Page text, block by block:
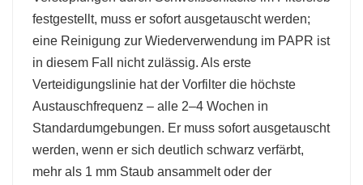
festgestellt, muss er sofort ausgetauscht werden;
eine Reinigung zur Wiederverwendung im PAPR ist
in diesem Fall nicht zulässig. Als erste
Verteidigungslinie hat der Vorfilter die höchste
Austauschfrequenz – alle 2–4 Wochen in
Standardumgebungen. Er muss sofort ausgetauscht
werden, wenn er sich deutlich schwarz verfärbt,
mehr als 1 mm Staub ansammelt oder der